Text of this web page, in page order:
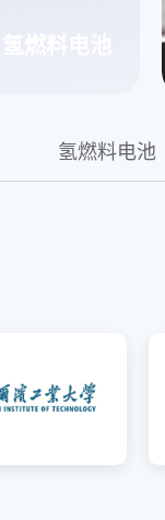
氢燃料电池